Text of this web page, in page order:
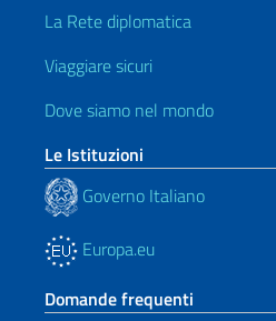
La Rete diplomatica
Viaggiare sicuri
Dove siamo nel mondo
Le Istituzioni
Governo Italiano
Europa.eu
Domande frequenti